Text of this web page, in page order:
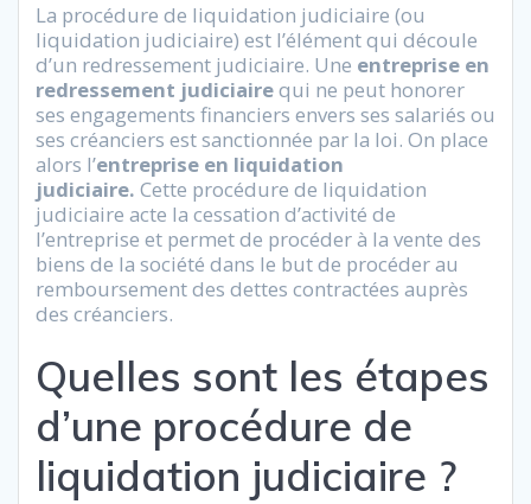
La procédure de liquidation judiciaire (ou
liquidation judiciaire) est l’élément qui découle
d’un redressement judiciaire. Une entreprise en
redressement judiciairequi ne peut honorer
ses engagements financiers envers ses salariés ou
ses créanciers est sanctionnée par la loi. On place
alors l’entreprise en liquidation
judiciaire. Cette procédure de liquidation
judiciaire acte la cessation d’activité de
l’entreprise et permet de procéder à la vente des
biens de la société dans le but de procéder au
remboursement des dettes contractées auprès
des créanciers.
Quelles sont les étapes
d’une procédure de
liquidation judiciaire ?